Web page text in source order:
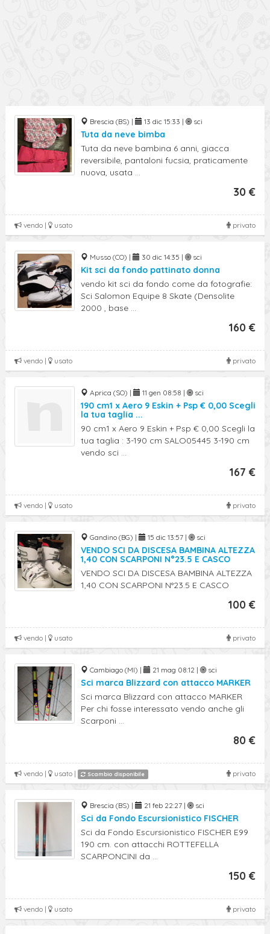
Brescia (BS) | 13 dic 15:33 | sci
Tuta da neve bimba
Tuta da neve bambina 6 anni, giacca
reversibile, pantaloni fucsia, praticamente
nuova, usata ...
30 €
privato
vendo | usato
Musso (CO) | 30 dic 14:35 | sci
Kit sci da fondo pattinato donna
vendo kit sci da fondo come da fotografie:
Sci Salomon Equipe 8 Skate (Densolite
2000 , base ...
160 €
privato
vendo | usato
Aprica (SO) | 11 gen 08:58 | sci
190 cm1 x Aero 9 Eskin + Psp € 0,00 Scegli
la tua taglia ...
90 cm1 x Aero 9 Eskin + Psp € 0,00 Scegli la
tua taglia : 3-190 cm SALO05445 3-190 cm
vendo sci ...
167 €
privato
vendo | usato
Gandino (BG) | 15 dic 13:57 | sci
VENDO SCI DA DISCESA BAMBINA ALTEZZA
1,40 CON SCARPONI N°23.5 E CASCO
VENDO SCI DA DISCESA BAMBINA ALTEZZA
1,40 CON SCARPONI N°23.5 E CASCO
100 €
privato
vendo | usato
Cambiago (MI) | 21 mag 08:12 | sci
Sci marca Blizzard con attacco MARKER
Sci marca Blizzard con attacco MARKER
Per chi fosse interessato vendo anche gli
Scarponi ...
80 €
privato
vendo | usato | Scambio disponibile
Brescia (BS) | 21 feb 22:27 | sci
Sci da Fondo Escursionistico FISCHER
Sci da Fondo Escursionistico FISCHER E99
190 cm. con attacchi ROTTEFELLA
SCARPONCINI da ...
150 €
privato
vendo | usato